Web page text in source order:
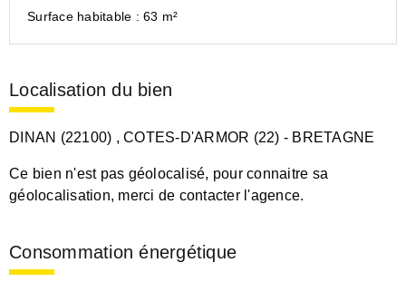
Surface habitable : 63 m²
Localisation du bien
DINAN (22100) , COTES-D'ARMOR (22) - BRETAGNE
Ce bien n'est pas géolocalisé, pour connaitre sa
géolocalisation, merci de contacter l'agence.
Consommation énergétique